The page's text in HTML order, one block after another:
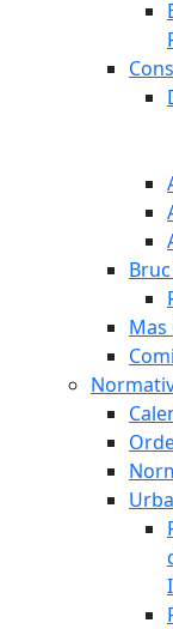
Mas